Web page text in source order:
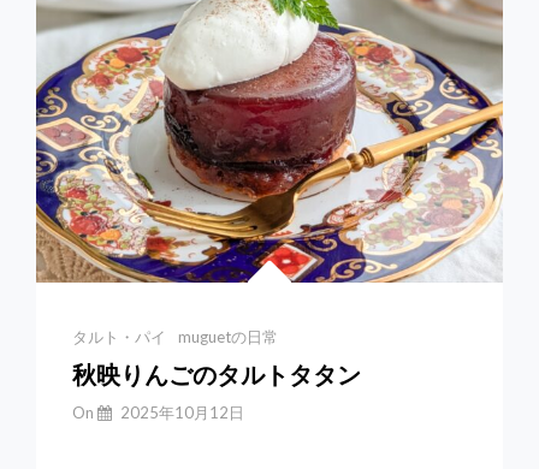
ロ
ン
&
黒
糖
ケ
ー
キ
＊
レ
シ
り
Categories
タルト・パイ muguetの日常
秋映りんごのタルトタタン
By
On 2025年10月12日